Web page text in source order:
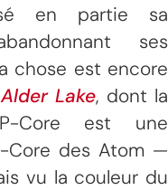
en partie sa
ses
chose est encore
Alder Lake, dont la
Core est une
Core des Atom —
vu la couleur du